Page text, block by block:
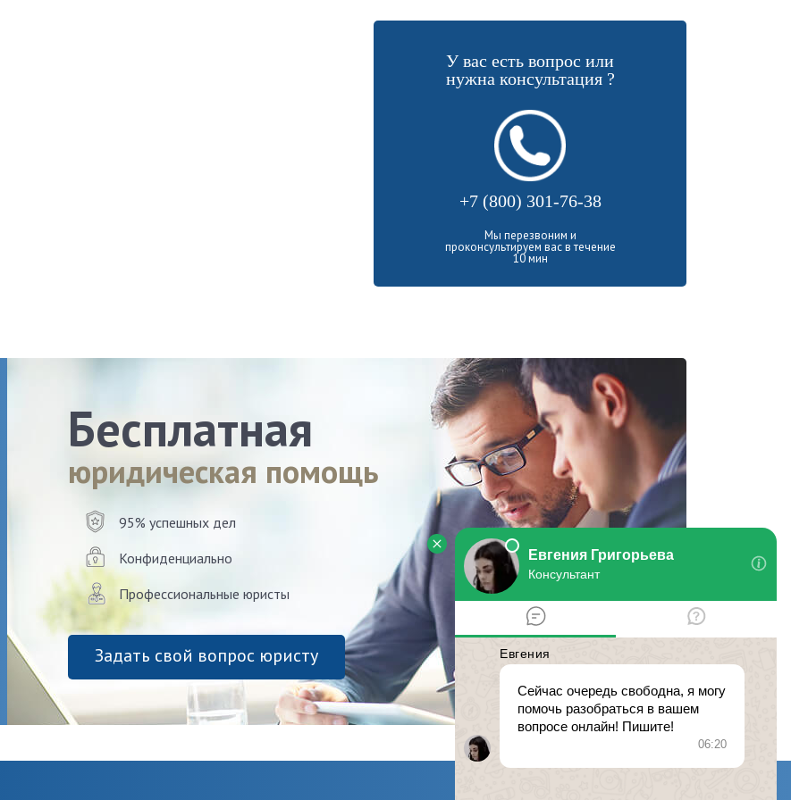
У вас есть вопрос или
нужна консультация ?
+7 (800) 301-76-38
Мы перезвоним и
проконсультируем вас в течение
10 мин
Бесплатная
юридическая помощь
95% успешных дел
Конфиденциально
Профессиональные юристы
Задать свой вопрос юристу